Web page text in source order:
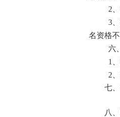
2
3
名资格不
六
1
2
七
八